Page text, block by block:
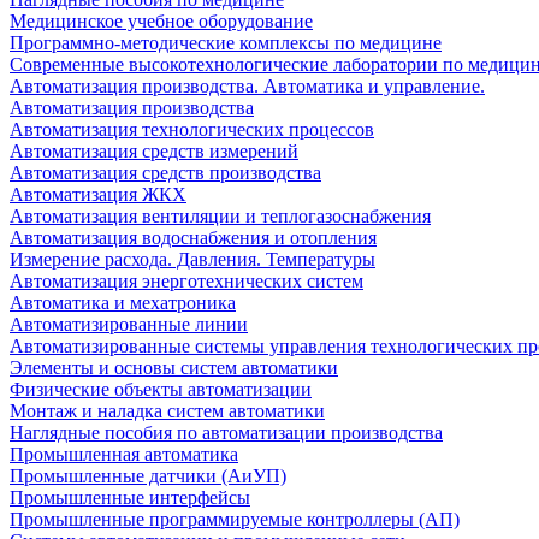
Медицинское учебное оборудование
Программно-методические комплексы по медицине
Современные высокотехнологические лаборатории по
Автоматизация производства. Автоматика и управление.
Автоматизация производства
Автоматизация технологических процессов
Автоматизация средств измерений
Автоматизация средств производства
Автоматизация ЖКХ
Автоматизация вентиляции и теплогазоснабжения
Автоматизация водоснабжения и отопления
Измерение расхода. Давления. Температуры
Автоматизация энерготехнических систем
Автоматика и мехатроника
Автоматизированные линии
Автоматизированные системы управления технологических
Элементы и основы систем автоматики
Физические объекты автоматизации
Монтаж и наладка систем автоматики
Наглядные пособия по автоматизации производства
Промышленная автоматика
Промышленные датчики (АиУП)
Промышленные интерфейсы
Промышленные программируемые контроллеры (АП)